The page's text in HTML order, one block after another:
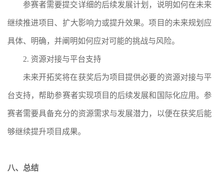
参赛者需要提交详细的后续发展计划，说明如何在未来
继续推进项目、扩大影响力或提升效果。项目的未来规划应
具体、明确，并阐明如何应对可能的挑战与风险。
2. 资源对接与平台支持
未来开拓奖将在获奖后为项目提供必要的资源对接与平
台支持，帮助参赛者实现项目的后续发展和国际化应用。参
赛者需要具备充分的资源需求与发展潜力，以便在获奖后能
够继续提升项目成果。
八、总结